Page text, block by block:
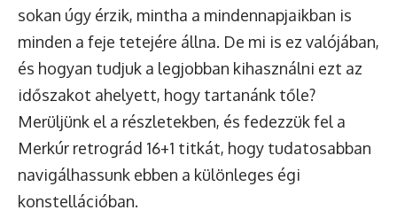
sokan úgy érzik, mintha a mindennapjaikban is
minden a feje tetejére állna. De mi is ez valójában,
és hogyan tudjuk a legjobban kihasználni ezt az
időszakot ahelyett, hogy tartanánk tőle?
Merüljünk el a részletekben, és fedezzük fel a
Merkúr retrográd 16+1 titkát, hogy tudatosabban
navigálhassunk ebben a különleges égi
konstellációban.